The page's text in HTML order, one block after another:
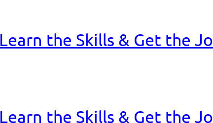
the Skills & Get the
the Skills & Get the